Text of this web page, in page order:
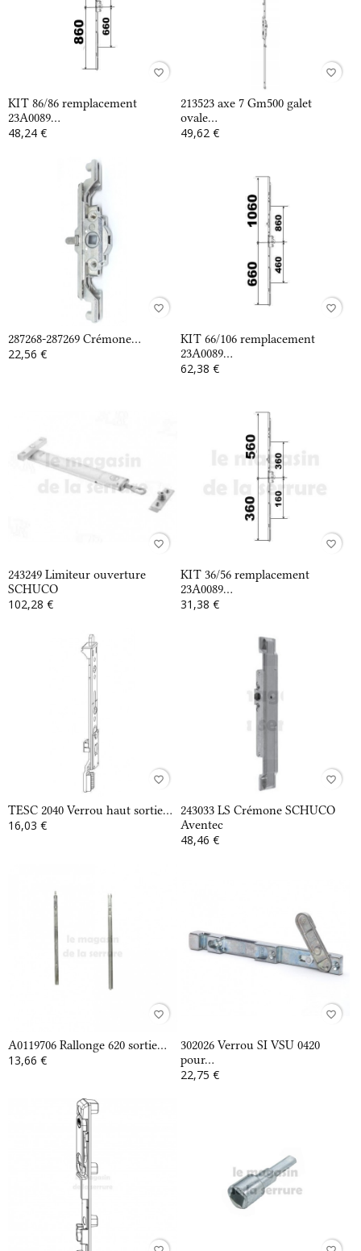
favorite_border
KIT 86/86 remplacement
23A0089...
48,24 €
favorite_border
213523 axe 7 Gm500 galet
ovale...
49,62 €
favorite_border
287268-287269 Crémone...
22,56 €
favorite_border
KIT 66/106 remplacement
23A0089...
62,38 €
favorite_border
243249 Limiteur ouverture
SCHUCO
102,28 €
favorite_border
KIT 36/56 remplacement
23A0089...
31,38 €
favorite_border
TESC 2040 Verrou haut sortie...
16,03 €
favorite_border
243033 LS Crémone SCHUCO
Aventec
48,46 €
favorite_border
A0119706 Rallonge 620 sortie...
13,66 €
favorite_border
302026 Verrou SI VSU 0420
pour...
22,75 €